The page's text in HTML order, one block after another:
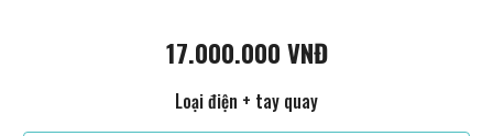
17.000.000 VNĐ
Loại điện + tay quay